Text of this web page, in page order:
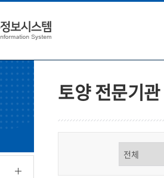
토양 전문기관